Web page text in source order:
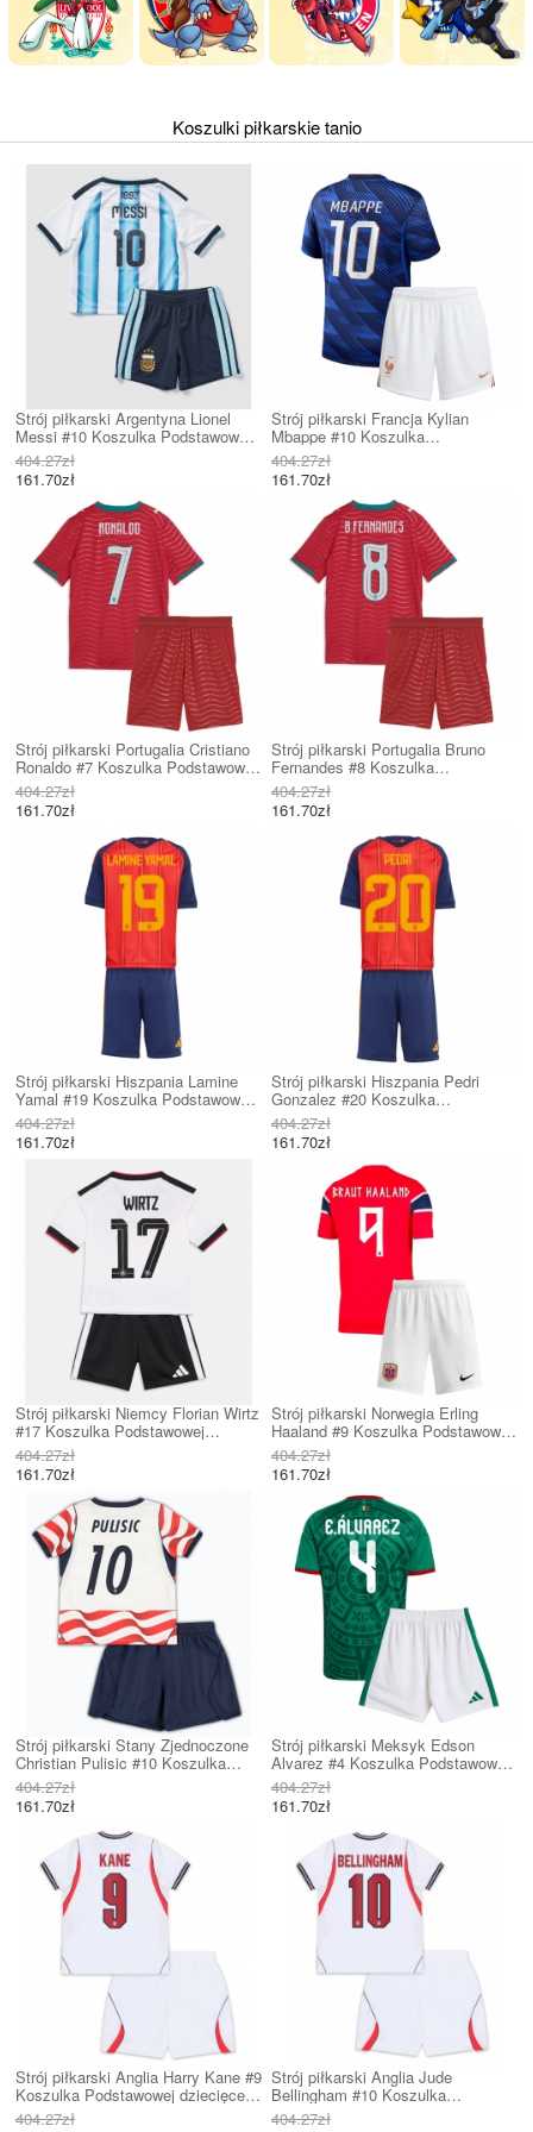
Koszulki piłkarskie tanio
Strój piłkarski Argentyna Lionel
Messi #10 Koszulka Podstawowej
dziecięce MŚ 2026 Krótki Rękaw
(+ Krótkie spodenki)
404.27zł
161.70zł
Strój piłkarski Francja Kylian
Mbappe #10 Koszulka
Podstawowej dziecięce MŚ 2026
Krótki Rękaw (+ Krótkie spodenki)
404.27zł
161.70zł
Strój piłkarski Portugalia Cristiano
Ronaldo #7 Koszulka Podstawowej
dziecięce MŚ 2026 Krótki Rękaw
(+ Krótkie spodenki)
404.27zł
161.70zł
Strój piłkarski Portugalia Bruno
Fernandes #8 Koszulka
Podstawowej dziecięce MŚ 2026
Krótki Rękaw (+ Krótkie spodenki)
404.27zł
161.70zł
Strój piłkarski Hiszpania Lamine
Yamal #19 Koszulka Podstawowej
dziecięce MŚ 2026 Krótki Rękaw
(+ Krótkie spodenki)
404.27zł
161.70zł
Strój piłkarski Hiszpania Pedri
Gonzalez #20 Koszulka
Podstawowej dziecięce MŚ 2026
Krótki Rękaw (+ Krótkie spodenki)
404.27zł
161.70zł
Strój piłkarski Niemcy Florian Wirtz
#17 Koszulka Podstawowej
dziecięce MŚ 2026 Krótki Rękaw
(+ Krótkie spodenki)
404.27zł
161.70zł
Strój piłkarski Norwegia Erling
Haaland #9 Koszulka Podstawowej
dziecięce MŚ 2026 Krótki Rękaw
(+ Krótkie spodenki)
404.27zł
161.70zł
Strój piłkarski Stany Zjednoczone
Christian Pulisic #10 Koszulka
Podstawowej dziecięce MŚ 2026
Krótki Rękaw (+ Krótkie spodenki)
404.27zł
161.70zł
Strój piłkarski Meksyk Edson
Alvarez #4 Koszulka Podstawowej
dziecięce MŚ 2026 Krótki Rękaw
(+ Krótkie spodenki)
404.27zł
161.70zł
Strój piłkarski Anglia Harry Kane #9
Koszulka Podstawowej dziecięce
MŚ 2026 Krótki Rękaw (+ Krótkie
404.27zł
Strój piłkarski Anglia Jude
Bellingham #10 Koszulka
Podstawowej dziecięce MŚ 2026
404.27zł